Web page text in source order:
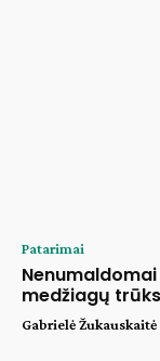
Patarimai
medžiagų
Gabrielė Žukauskaitė